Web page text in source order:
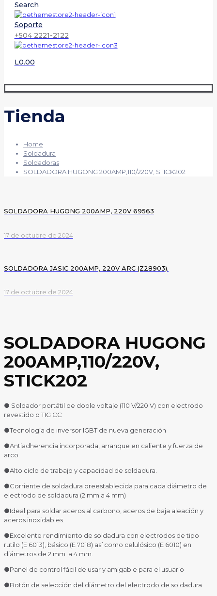
Search
Soporte
+504 2221-2122
L0.00
Tienda
Home
Soldadura
Soldadoras
SOLDADORA HUGONG 200AMP,110/220V, STICK202
SOLDADORA HUGONG 200AMP, 220V 69563
17 de octubre de 2024
SOLDADORA JASIC 200AMP, 220V ARC (Z28903).
17 de octubre de 2024
SOLDADORA HUGONG
200AMP,110/220V,
STICK202
● Soldador portátil de doble voltaje (110 V/220 V) con electrodo
revestido o TIG CC
●Tecnología de inversor IGBT de nueva generación
●Antiadherencia incorporada, arranque en caliente y fuerza de
arco.
●Alto ciclo de trabajo y capacidad de soldadura.
●Corriente de soldadura preestablecida para cada diámetro de
electrodo de soldadura (2 mm a 4 mm)
●Ideal para soldar aceros al carbono, aceros de baja aleación y
aceros inoxidables.
●Excelente rendimiento de soldadura con electrodos de tipo
rutilo (E 6013), básico (E 7018) así como celulósico (E 6010) en
diámetros de 2 mm. a 4 mm.
●Panel de control fácil de usar y amigable para el usuario
●Botón de selección del diámetro del electrodo de soldadura